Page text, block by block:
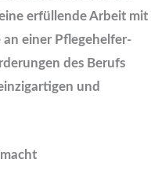
erfüllende Arbeit mit
einer Pflegehelfer-
des Berufs
und